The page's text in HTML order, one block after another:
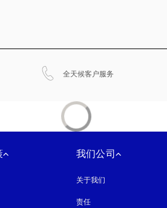
全天候客户服务
项卡中打开
我们公司
关于我们
责任